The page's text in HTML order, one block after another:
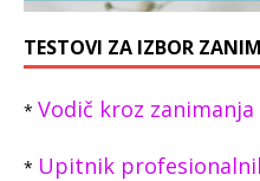
TESTOVI ZA IZBOR
* Vodič kroz zanimanja
* Upitnik